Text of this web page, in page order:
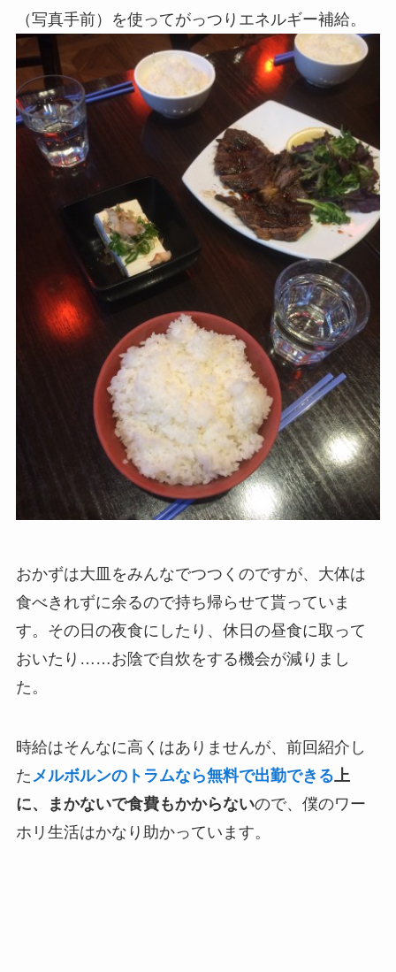
（写真手前）を使ってがっつりエネルギー補給。
おかずは大皿をみんなでつつくのですが、大体は
食べきれずに余るので持ち帰らせて貰っていま
す。その日の夜食にしたり、休日の昼食に取って
おいたり……お陰で自炊をする機会が減りまし
た。
時給はそんなに高くはありませんが、前回紹介し
たメルボルンのトラムなら無料で出勤できる上
に、まかないで食費もかからないので、僕のワー
ホリ生活はかなり助かっています。